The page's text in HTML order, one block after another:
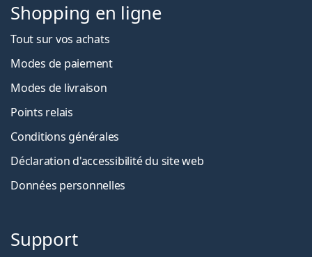
Shopping en ligne
Tout sur vos achats
Modes de paiement
Modes de livraison
Points relais
Conditions générales
Déclaration d'accessibilité du site web
Données personnelles
Support